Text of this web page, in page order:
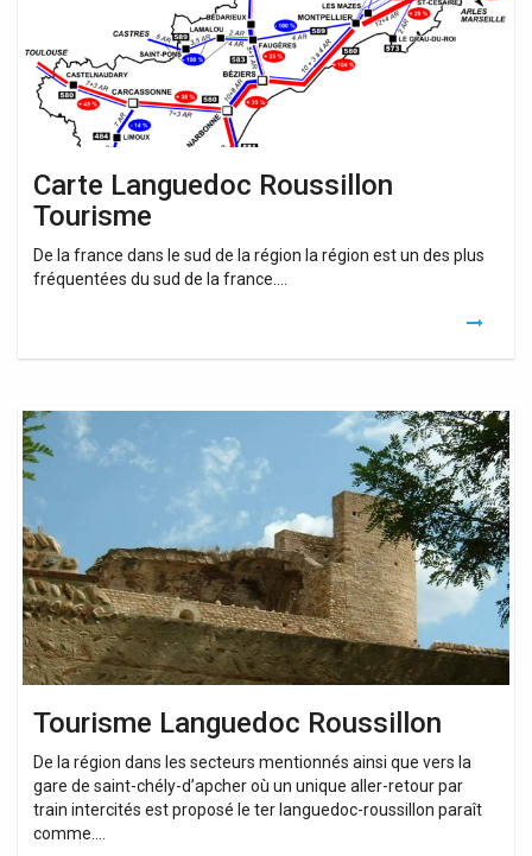
Carte Languedoc Roussillon
Tourisme
De la france dans le sud de la région la région est un des plus
fréquentées du sud de la france….
Tourisme Languedoc Roussillon
De la région dans les secteurs mentionnés ainsi que vers la
gare de saint-chély-d’apcher où un unique aller-retour par
train intercités est proposé le ter languedoc-roussillon paraît
comme….
Tourisme
Languedoc
Roussillon